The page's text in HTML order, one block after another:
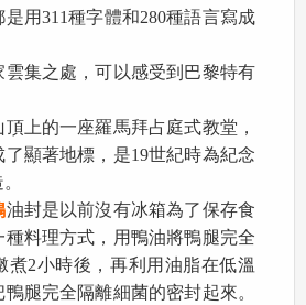
用311種字體和280種語言寫成
雲集之處，可以感受到巴黎特有
頂上的一座羅馬拜占庭式教堂，
顯著地標，是19世紀時為紀念
油封是以前沒有冰箱為了保存食
料理方式，用鴨油將鴨腿完全
煮2小時後，再利用油脂在低溫
腿完全隔離細菌的密封起來。